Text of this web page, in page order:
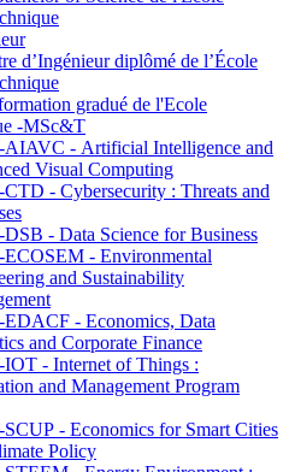
d’Ingénieur diplômé de l’École
gradué de l'Ecole
-MSc&T
AIAVC - Artificial Intelligence and
Visual Computing
- Cybersecurity : Threats and
- Data Science for Business
- Environmental
and Sustainability
- Economics, Data
and Corporate Finance
- Internet of Things :
and Management Program
- Economics for Smart Cities
Policy